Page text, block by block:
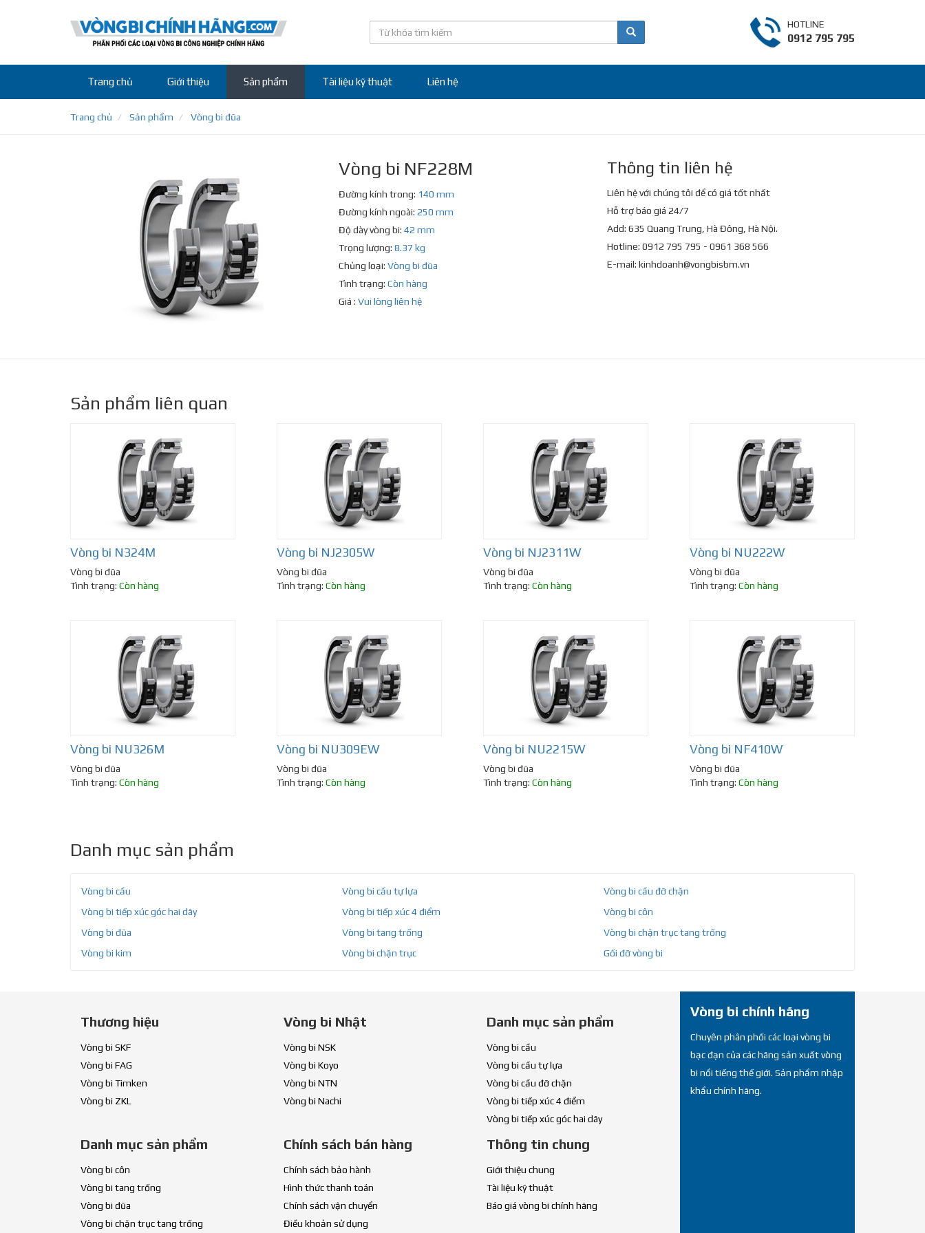
HOTLINE
0912 795 795
Trang chủ Giới thiệu Sản phẩm Tài liệu kỹ thuật Liên hệ
Trang chủ Sản phẩm Vòng bi đũa
Vòng bi NF228M
Đường kính trong: 140 mm
Đường kính ngoài: 250 mm
Độ dày vòng bi: 42 mm
Trọng lượng: 8.37 kg
Chủng loại: Vòng bi đũa
Tình trạng: Còn hàng
Giá : Vui lòng liên hệ
Thông tin liên hệ
Liên hệ với chúng tôi để có giá tốt nhất
Hỗ trợ báo giá 24/7
Add: 635 Quang Trung, Hà Đông, Hà Nội.
Hotline: 0912 795 795 - 0961 368 566
E-mail: kinhdoanh@vongbisbm.vn
Sản phẩm liên quan
Vòng bi N324M
Vòng bi đũa
Tình trạng: Còn hàng
Vòng bi NJ2305W
Vòng bi đũa
Tình trạng: Còn hàng
Vòng bi NJ2311W
Vòng bi đũa
Tình trạng: Còn hàng
Vòng bi NU222W
Vòng bi đũa
Tình trạng: Còn hàng
Vòng bi NU326M
Vòng bi đũa
Tình trạng: Còn hàng
Vòng bi NU309EW
Vòng bi đũa
Tình trạng: Còn hàng
Vòng bi NU2215W
Vòng bi đũa
Tình trạng: Còn hàng
Vòng bi NF410W
Vòng bi đũa
Tình trạng: Còn hàng
Danh mục sản phẩm
Vòng bi cầu Vòng bi cầu tự lựa
Vòng bi cầu đỡ chặn
Vòng bi tiếp xúc góc hai dãy
Vòng bi tiếp xúc 4 điểm
Vòng bi côn
Vòng bi đũa
Vòng bi tang trống
Vòng bi chặn trục tang trống
Vòng bi kim
Vòng bi chặn trục Gối đỡ vòng bi
Thương hiệu
Vòng bi SKF
Vòng bi FAG
Vòng bi Timken
Vòng bi ZKL
Vòng bi Nhật
Vòng bi NSK
Vòng bi Koyo
Vòng bi NTN
Vòng bi Nachi
Danh mục sản phẩm
Vòng bi cầu
Vòng bi cầu tự lựa
Vòng bi cầu đỡ chặn
Vòng bi tiếp xúc 4 điểm
Vòng bi tiếp xúc góc hai dãy
Danh mục sản phẩm
Vòng bi côn
Vòng bi tang trống
Vòng bi đũa
Vòng bi chặn trục tang trống
Chính sách bán hàng
Chính sách bảo hành
Hình thức thanh toán
Chính sách vận chuyển
Điều khoản sử dụng
Thông tin chung
Giới thiệu chung
Tài liệu kỹ thuật
Báo giá vòng bi chính hãng
Vòng bi chính hãng
Chuyên phân phối các loại vòng bi
bạc đạn của các hãng sản xuất vòng
bi nổi tiếng thế giới. Sản phẩm nhập
khẩu chính hãng.